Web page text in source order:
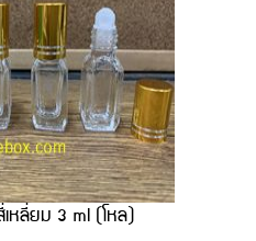
หลี่ยม 3 ml (โหล)